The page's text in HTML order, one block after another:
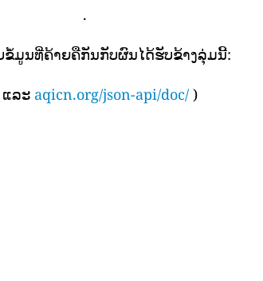
.
ມູນທີ່ຄ້າຍຄືກັນກັບຜົນໄດ້ຮັບຂ້າງລຸ່ມນີ້:
ແລະ aqicn.org/json-api/doc/ )